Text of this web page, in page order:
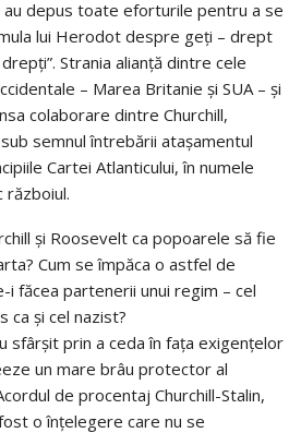
depus toate eforturile pentru a se
lui Herodot despre geți – drept
Strania alianță dintre cele
– Marea Britanie și SUA – și
colaborare dintre Churchill,
semnul întrebării atașamentul
Cartei Atlanticului, în numele
războiul.
și Roosevelt ca popoarele să fie
Cum se împăca o astfel de
i făcea partenerii unui regim – cel
ca și cel nazist?
sfârșit prin a ceda în fața exigențelor
un mare brâu protector al
de procentaj Churchill-Stalin,
o înțelegere care nu se